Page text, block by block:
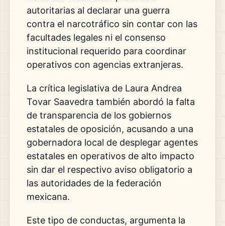
autoritarias al declarar una guerra
contra el narcotráfico sin contar con las
facultades legales ni el consenso
institucional requerido para coordinar
operativos con agencias extranjeras.
La crítica legislativa de Laura Andrea
Tovar Saavedra también abordó la falta
de transparencia de los gobiernos
estatales de oposición, acusando a una
gobernadora local de desplegar agentes
estatales en operativos de alto impacto
sin dar el respectivo aviso obligatorio a
las autoridades de la federación
mexicana.
Este tipo de conductas, argumenta la